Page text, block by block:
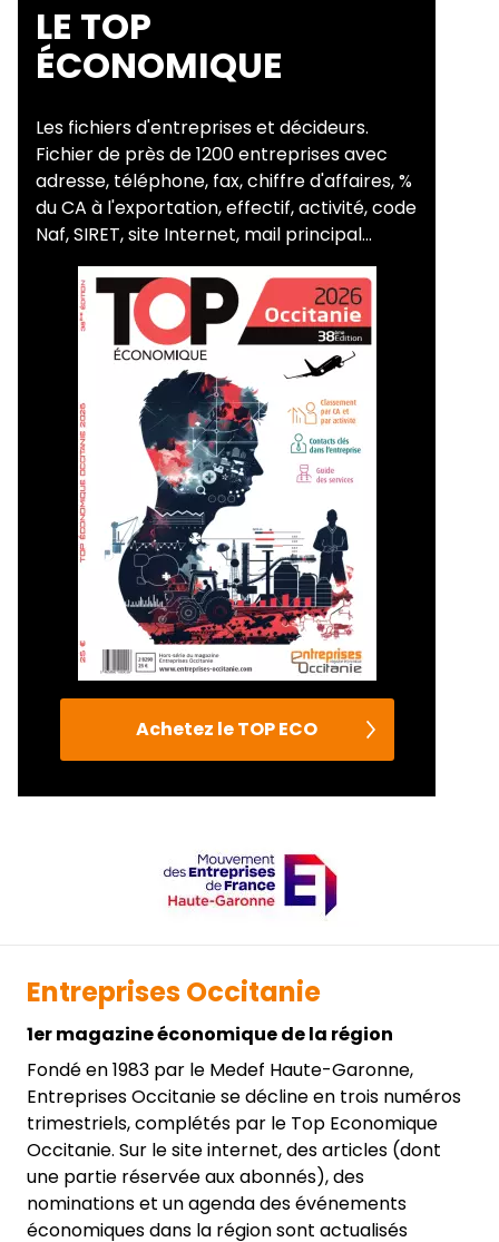
LE TOP
ÉCONOMIQUE
Les fichiers d'entreprises et décideurs.
Fichier de près de 1200 entreprises avec
adresse, téléphone, fax, chiffre d'affaires, %
du CA à l'exportation, effectif, activité, code
Naf, SIRET, site Internet, mail principal...
Achetez le TOP ECO
Entreprises Occitanie
1er magazine économique de la région
Fondé en 1983 par le Medef Haute-Garonne,
Entreprises Occitanie se décline en trois numéros
trimestriels, complétés par le Top Economique
Occitanie. Sur le site internet, des articles (dont
une partie réservée aux abonnés), des
nominations et un agenda des événements
économiques dans la région sont actualisés